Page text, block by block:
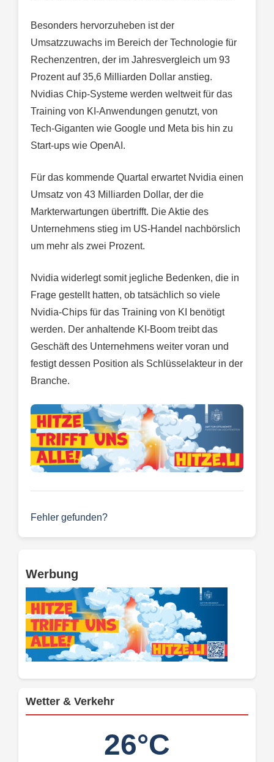
Besonders hervorzuheben ist der
Umsatzzuwachs im Bereich der Technologie für
Rechenzentren, der im Jahresvergleich um 93
Prozent auf 35,6 Milliarden Dollar anstieg.
Nvidias Chip-Systeme werden weltweit für das
Training von KI-Anwendungen genutzt, von
Tech-Giganten wie Google und Meta bis hin zu
Start-ups wie OpenAI.
Für das kommende Quartal erwartet Nvidia einen
Umsatz von 43 Milliarden Dollar, der die
Markterwartungen übertrifft. Die Aktie des
Unternehmens stieg im US-Handel nachbörslich
um mehr als zwei Prozent.
Nvidia widerlegt somit jegliche Bedenken, die in
Frage gestellt hatten, ob tatsächlich so viele
Nvidia-Chips für das Training von KI benötigt
werden. Der anhaltende KI-Boom treibt das
Geschäft des Unternehmens weiter voran und
festigt dessen Position als Schlüsselakteur in der
Branche.
Fehler gefunden?
Werbung
Wetter & Verkehr
26°C